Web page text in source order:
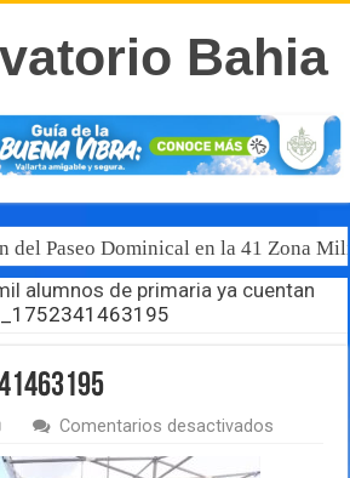
del Paseo Dominical en la 41 Zona
alumnos de primaria ya cuentan
Comentarios desactivados